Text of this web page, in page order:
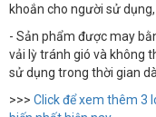
khoắn cho người sử dụng,
- Sản phẩm được may
vải lỳ tránh gió và không
sử dụng trong thời gian
>>> Click để xem thêm 3